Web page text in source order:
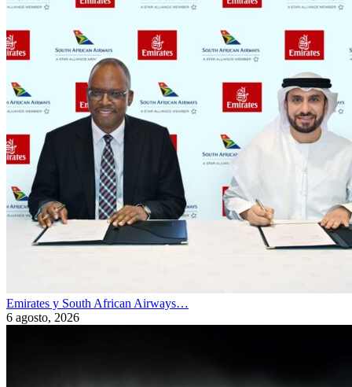
Emirates y South African Airways…
6 agosto, 2026